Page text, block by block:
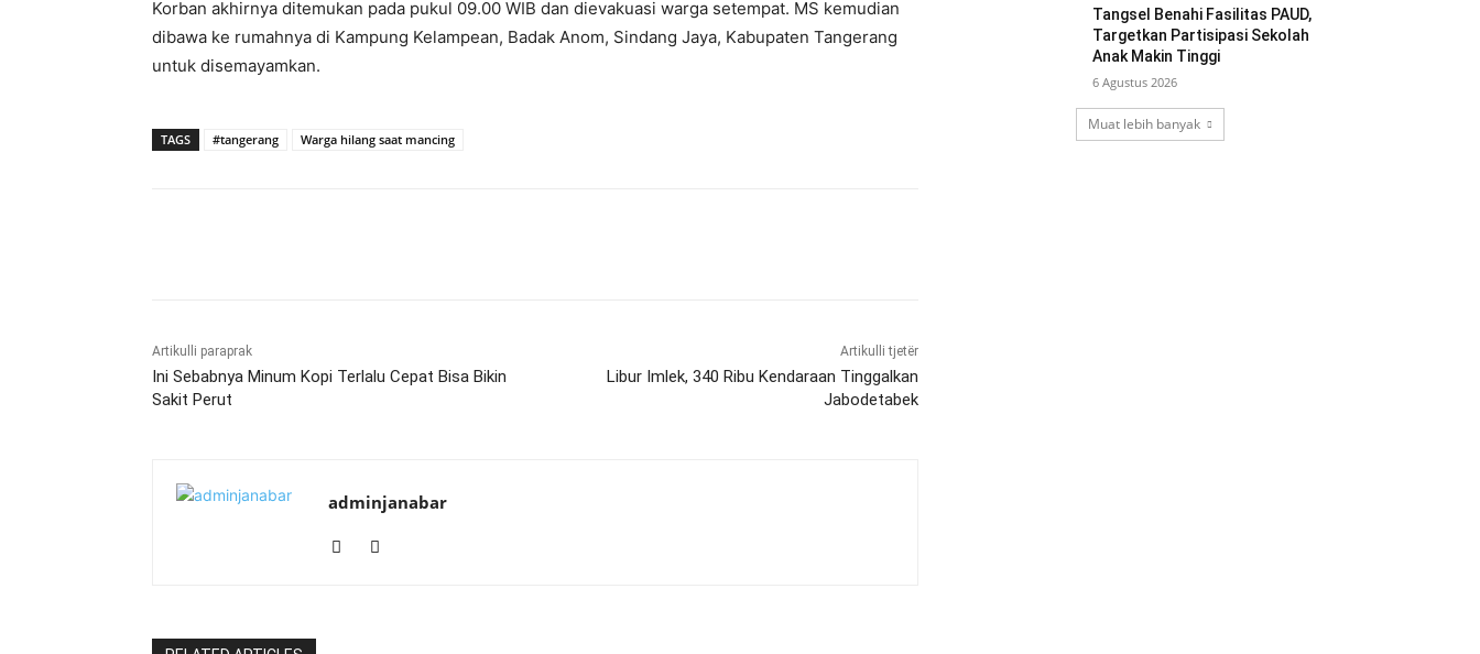
Korban akhirnya ditemukan pada pukul 09.00 WIB dan dievakuasi warga setempat. MS kemudian
dibawa ke rumahnya di Kampung Kelampean, Badak Anom, Sindang Jaya, Kabupaten Tangerang
untuk disemayamkan.
TAGS #tangerang Warga hilang saat mancing
Artikulli paraprak
Ini Sebabnya Minum Kopi Terlalu Cepat Bisa Bikin
Sakit Perut
Artikulli tjetër
Libur Imlek, 340 Ribu Kendaraan Tinggalkan
Jabodetabek
adminjanabar
Tangsel Benahi Fasilitas PAUD,
Targetkan Partisipasi Sekolah
Anak Makin Tinggi
6 Agustus 2026
Muat lebih banyak